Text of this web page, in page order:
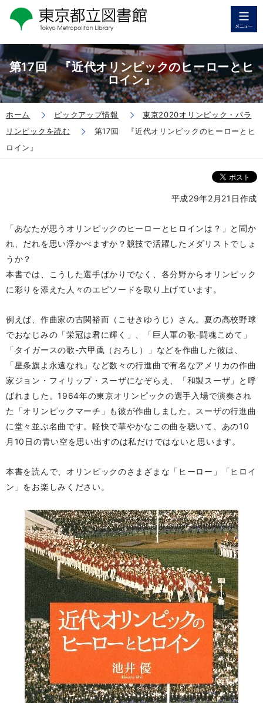
第17回 『近代オリンピックのヒーローとヒ
ロイン』
ホーム ピックアップ情報
東京2020オリンピック・パラ
リンピックを読む
第17回 『近代オリンピックのヒーローとヒ
ロイン』
平成29年2月21日作成
「あなたが思うオリンピックのヒーローとヒロインは？」と聞か
れ、だれを思い浮かべますか？競技で活躍したメダリストでしょ
うか？
本書では、こうした選手ばかりでなく、各分野からオリンピック
に彩りを添えた人々のエピソードを取り上げています。
例えば、作曲家の古関裕而（こせきゆうじ）さん。夏の高校野球
でおなじみの「栄冠は君に輝く」、「巨人軍の歌-闘魂こめて」
「タイガースの歌-六甲颪（おろし）」などを作曲した彼は、
「星条旗よ永遠なれ」など数々の行進曲で有名なアメリカの作曲
家ジョン・フィリップ・スーザになぞらえ、「和製スーザ」と呼
ばれました。1964年の東京オリンピックの選手入場で演奏され
た「オリンピックマーチ」も彼が作曲しました。スーザの行進曲
に堂々並ぶ名曲です。軽快で華やかなこの曲を聴いて、あの10
月10日の青い空を思い出すのは私だけではないと思います。
本書を読んで、オリンピックのさまざまな「ヒーロー」「ヒロイ
ン」をお楽しみください。